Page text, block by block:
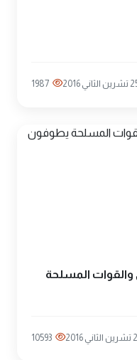
1987
المسلحة
10593